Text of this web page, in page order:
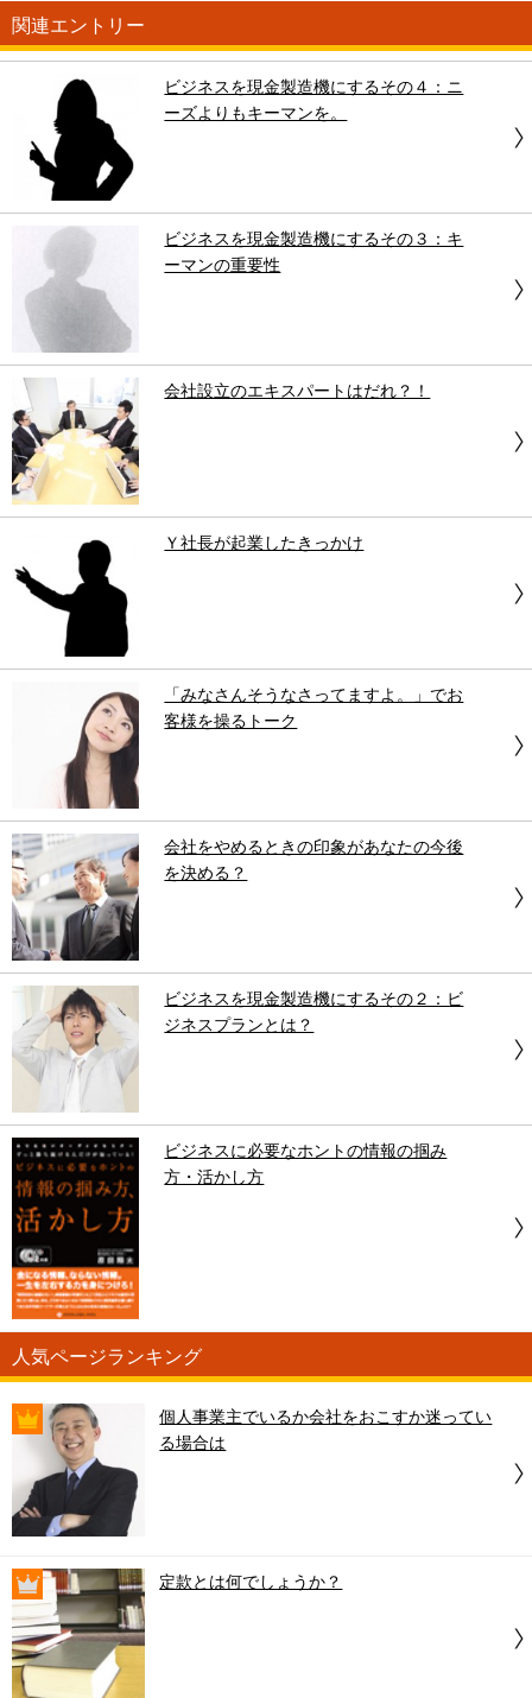
関連エントリー
ビジネスを現金製造機にするその４：ニ
ーズよりもキーマンを。
ビジネスを現金製造機にするその３：キ
ーマンの重要性
会社設立のエキスパートはだれ？！
Ｙ社長が起業したきっかけ
「みなさんそうなさってますよ。」でお
客様を操るトーク
会社をやめるときの印象があなたの今後
を決める？
ビジネスを現金製造機にするその２：ビ
ジネスプランとは？
ビジネスに必要なホントの情報の掴み
方・活かし方
人気ページランキング
個人事業主でいるか会社をおこすか迷ってい
る場合は
定款とは何でしょうか？